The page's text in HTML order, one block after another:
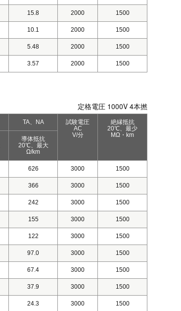
15.8 2000 1500
10.1 2000 1500
5.48 2000 1500
3.57 2000 1500
定格電圧 1000V 4本撚
TA、NA
試験電圧
AC
V/分
絶縁抵抗
20℃、最少
MΩ・km
導体抵抗
20℃、最大
Ω/km
626 3000 1500
366 3000 1500
242 3000 1500
155 3000 1500
122 3000 1500
97.0 3000 1500
67.4 3000 1500
37.9 3000 1500
24.3 3000 1500